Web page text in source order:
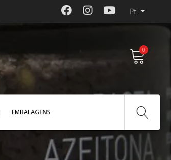
Pt
0
EMBALAGENS